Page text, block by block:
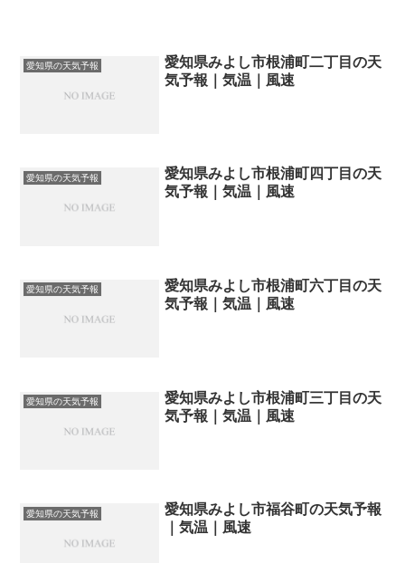
愛知県の天気予報
愛知県みよし市根浦町二丁目の天
気予報｜気温｜風速
愛知県の天気予報
愛知県みよし市根浦町四丁目の天
気予報｜気温｜風速
愛知県の天気予報
愛知県みよし市根浦町六丁目の天
気予報｜気温｜風速
愛知県の天気予報
愛知県みよし市根浦町三丁目の天
気予報｜気温｜風速
愛知県の天気予報
愛知県みよし市福谷町の天気予報
｜気温｜風速